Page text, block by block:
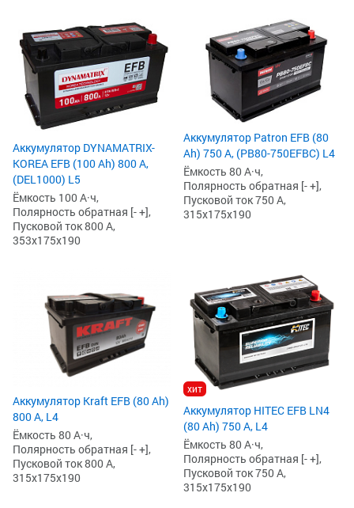
Аккумулятор DYNAMATRIX-
KOREA EFB (100 Ah) 800 А,
(DEL1000) L5
Ёмкость 100 А·ч,
Полярность обратная [- +],
Пусковой ток 800 А,
353x175x190
Аккумулятор Patron EFB (80
Ah) 750 А, (PB80-750EFBC) L4
Ёмкость 80 А·ч,
Полярность обратная [- +],
Пусковой ток 750 А,
315x175x190
Аккумулятор Kraft EFB (80 Ah)
800 А, L4
Ёмкость 80 А·ч,
Полярность обратная [- +],
Пусковой ток 800 А,
315x175x190
хит
Аккумулятор HITEC EFB LN4
(80 Ah) 750 А, L4
Ёмкость 80 А·ч,
Полярность обратная [- +],
Пусковой ток 750 А,
315x175x190